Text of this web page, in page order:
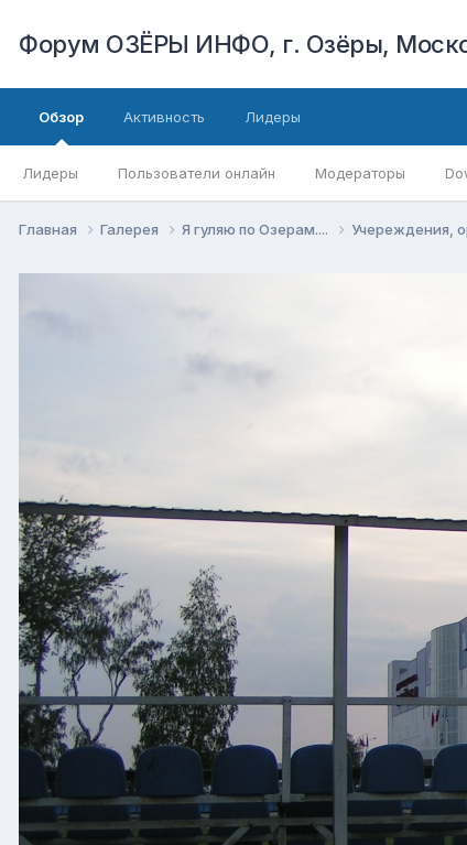
Форум ОЗЁРЫ ИНФО, г. Озёры,
Обзор
Лидеры Пользователи онлайн Модераторы
Активность Лидеры
Главная Галерея Я гуляю по Озерам.... Учереждения,